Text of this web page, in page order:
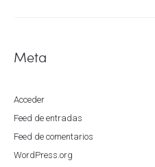
Meta
Acceder
Feed de entradas
Feed de comentarios
WordPress.org